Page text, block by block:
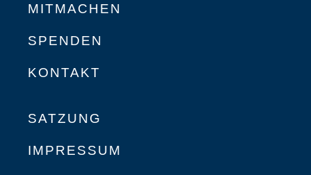
MITMACHEN
SPENDEN
KONTAKT
SATZUNG
IMPRESSUM